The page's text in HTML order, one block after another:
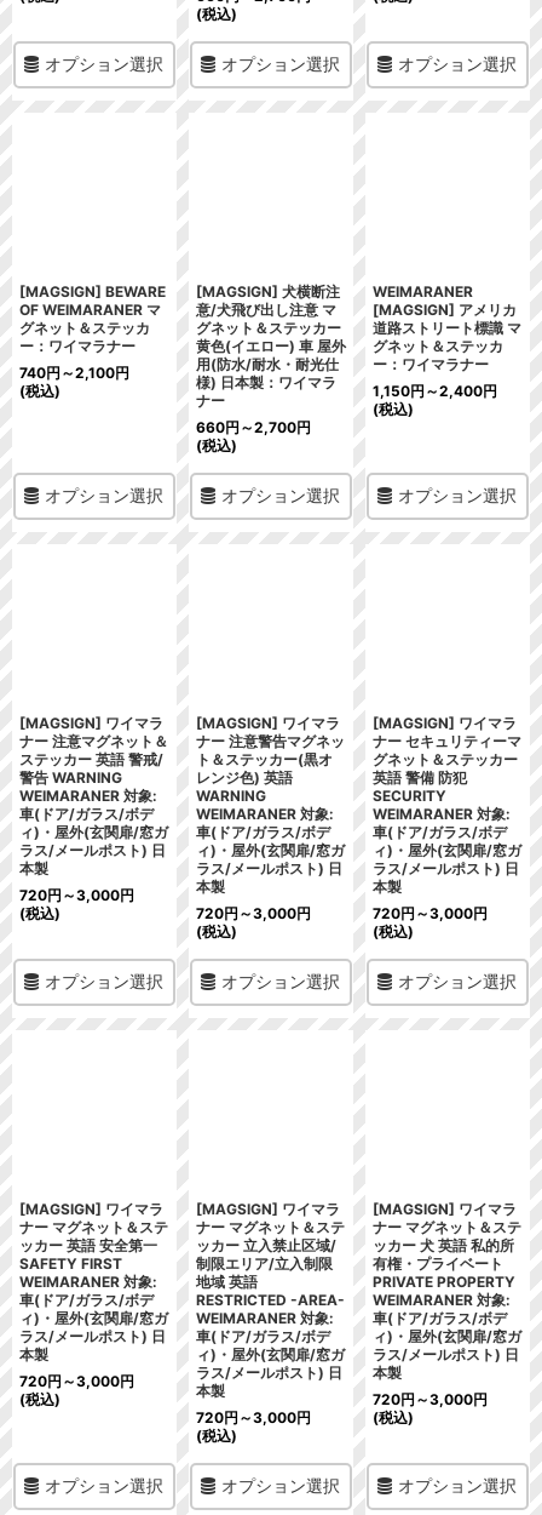
オプション選択
(税込)
オプション選択 オプション選択
[MAGSIGN] BEWARE
OF WEIMARANER マ
グネット＆ステッカ
ー：ワイマラナー
740円 ～2,100円
(税込)
オプション選択
[MAGSIGN] 犬横断注
意/犬飛び出し注意 マ
グネット＆ステッカー
黄色(イエロー) 車 屋外
用(防水/耐水・耐光仕
様) 日本製：ワイマラ
ナー
660円 ～2,700円
(税込)
オプション選択
WEIMARANER
[MAGSIGN] アメリカ
道路ストリート標識 マ
グネット＆ステッカ
ー：ワイマラナー
1,150円 ～2,400円
(税込)
オプション選択
[MAGSIGN] ワイマラ
ナー 注意マグネット＆
ステッカー 英語 警戒/
警告 WARNING
WEIMARANER 対象:
車(ドア/ガラス/ボデ
ィ)・屋外(玄関扉/窓ガ
ラス/メールポスト) 日
本製
720円 ～3,000円
(税込)
オプション選択
[MAGSIGN] ワイマラ
ナー 注意警告マグネッ
ト＆ステッカー(黒オ
レンジ色) 英語
WARNING
WEIMARANER 対象:
車(ドア/ガラス/ボデ
ィ)・屋外(玄関扉/窓ガ
ラス/メールポスト) 日
本製
720円 ～3,000円
(税込)
オプション選択
[MAGSIGN] ワイマラ
ナー セキュリティーマ
グネット＆ステッカー
英語 警備 防犯
SECURITY
WEIMARANER 対象:
車(ドア/ガラス/ボデ
ィ)・屋外(玄関扉/窓ガ
ラス/メールポスト) 日
本製
720円 ～3,000円
(税込)
オプション選択
[MAGSIGN] ワイマラ
ナー マグネット＆ステ
ッカー 英語 安全第一
SAFETY FIRST
WEIMARANER 対象:
車(ドア/ガラス/ボデ
ィ)・屋外(玄関扉/窓ガ
ラス/メールポスト) 日
本製
720円 ～3,000円
(税込)
オプション選択
[MAGSIGN] ワイマラ
ナー マグネット＆ステ
ッカー 立入禁止区域/
制限エリア/立入制限
地域 英語
RESTRICTED -AREA-
WEIMARANER 対象:
車(ドア/ガラス/ボデ
ィ)・屋外(玄関扉/窓ガ
ラス/メールポスト) 日
本製
720円 ～3,000円
(税込)
オプション選択
[MAGSIGN] ワイマラ
ナー マグネット＆ステ
ッカー 犬 英語 私的所
有権・プライベート
PRIVATE PROPERTY
WEIMARANER 対象:
車(ドア/ガラス/ボデ
ィ)・屋外(玄関扉/窓ガ
ラス/メールポスト) 日
本製
720円 ～3,000円
(税込)
オプション選択